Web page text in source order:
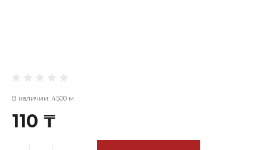
В наличии: 4500 м
110 ₸